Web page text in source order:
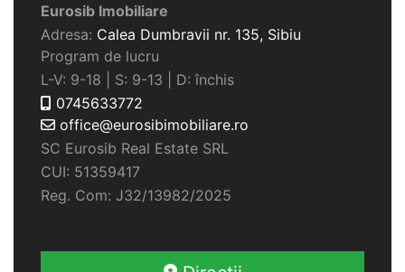
Eurosib Imobiliare
Adresa: Calea Dumbravii nr. 135, Sibiu
Program de lucru
L-V: 9-18 | S: 9-13 | D: închis
0745633772
office@eurosibimobiliare.ro
SC Eurosib Real Estate SRL
CUI: 51359417
Reg. Com: J32/13982/2025